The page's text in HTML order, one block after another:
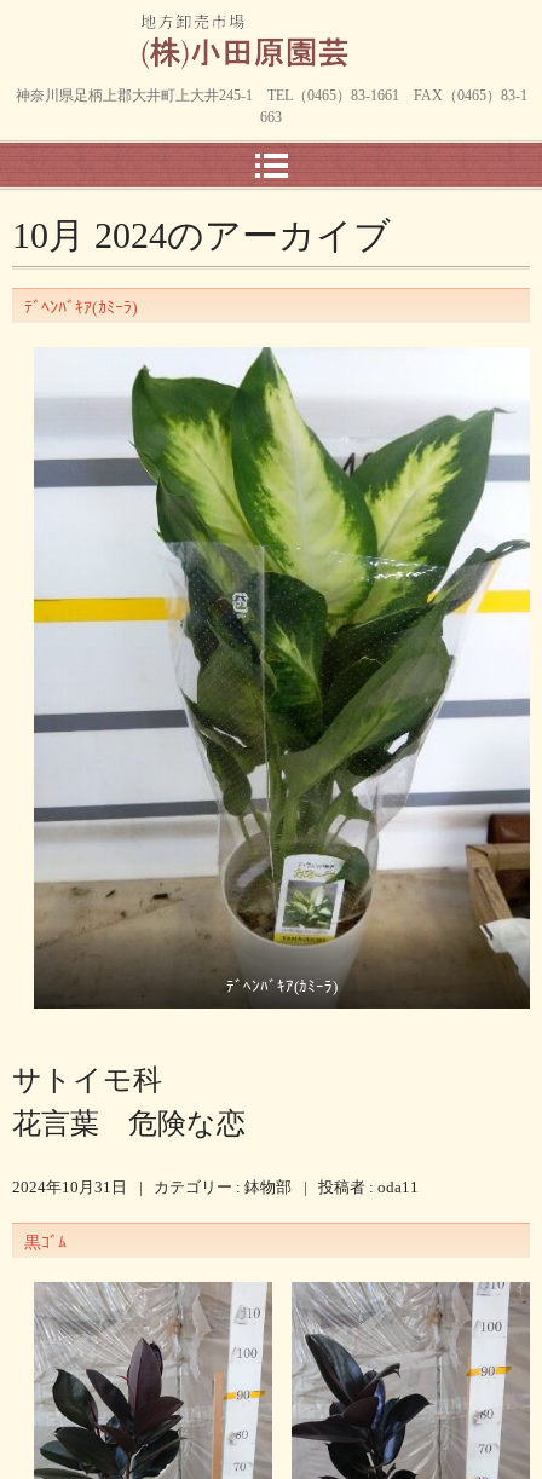
神奈川県足柄上郡大井町上大井245-1 TEL（0465）83-1661 FAX（0465）83-1
663
10月 2024のアーカイブ
ﾃﾞﾍﾝﾊﾞｷｱ(ｶﾐｰﾗ)
ﾃﾞﾍﾝﾊﾞｷｱ(ｶﾐｰﾗ)
サトイモ科
花言葉 危険な恋
2024年10月31日 | カテゴリー : 鉢物部 | 投稿者 : oda11
黒ｺﾞﾑ